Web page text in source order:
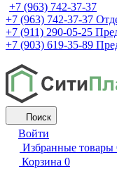
+7 (963) 742-37-37
+7 (963) 742-37-37
+7 (911) 290-05-25
+7 (903) 619-35-89
Поиск
Войти
Избранные товары
Корзина 0